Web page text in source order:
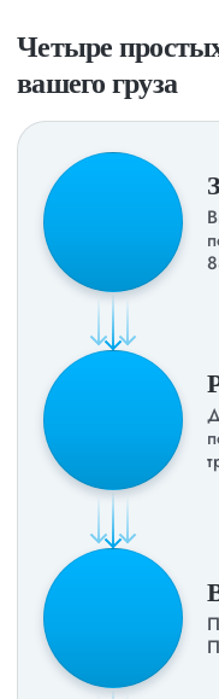
Четыре
вашего груза